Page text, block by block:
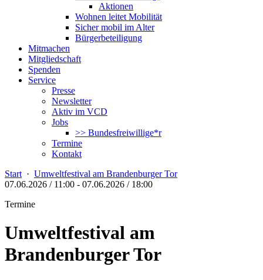
Aktionen
Wohnen leitet Mobilität
Sicher mobil im Alter
Bürgerbeteiligung
Mitmachen
Mitgliedschaft
Spenden
Service
Presse
Newsletter
Aktiv im VCD
Jobs
>> Bundesfreiwillige*r
Termine
Kontakt
Start · Umweltfestival am Brandenburger Tor
07.06.2026 / 11:00 - 07.06.2026 / 18:00
Termine
Umweltfestival am
Brandenburger Tor